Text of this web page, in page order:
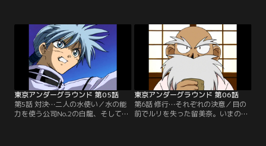
使ったルリは深い眠りについてい
た。こんな時に追手がやってきた
ら…不安のよぎるチェルシー。彼女
の予感は的中する。第2の刺客・雷
使いのシエルが留美奈を待ち受けて
いた。【提供：バンダイチャンネ
れて行くことにした。月明かりに照
らされた校舎で、ルリは地上の人間
たちの生活の息吹を少しだけ感じ
た。だが穏やかな時間は終わろうと
していた。最強の敵、白龍とテイル
が留美奈たちに襲い掛かる。【提
供：バンダイチャンネル】
東京アンダーグラウンド 第05話
第5話 対決…二人の水使い／水の能
力を使う公司No.2の白龍、そしても
東京アンダーグラウンド 第06話
第6話 修行…それぞれの決意／目の
前でルリを失った留美奈。いまのま